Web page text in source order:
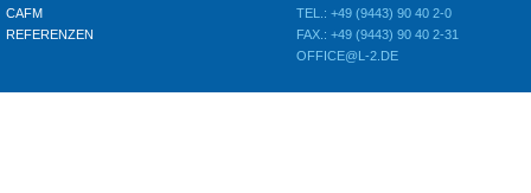
CAFM
REFERENZEN
TEL.: +49 (9443) 90 40 2-0
FAX.: +49 (9443) 90 40 2-31
OFFICE@L-2.DE